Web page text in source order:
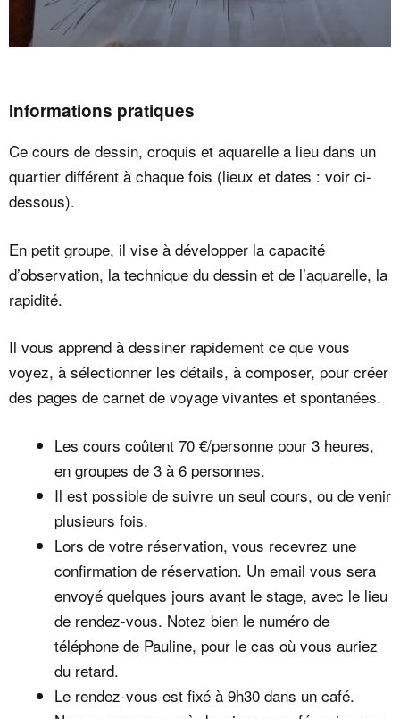
Informations pratiques
Ce cours de dessin, croquis et aquarelle a lieu dans un
quartier différent à chaque fois (lieux et dates : voir ci-
dessous).
En petit groupe, il vise à développer la capacité
d’observation, la technique du dessin et de l’aquarelle, la
rapidité.
Il vous apprend à dessiner rapidement ce que vous
voyez, à sélectionner les détails, à composer, pour créer
des pages de carnet de voyage vivantes et spontanées.
Les cours coûtent 70 €/personne pour 3 heures,
en groupes de 3 à 6 personnes.
Il est possible de suivre un seul cours, ou de venir
plusieurs fois.
Lors de votre réservation, vous recevrez une
confirmation de réservation. Un email vous sera
envoyé quelques jours avant le stage, avec le lieu
de rendez-vous. Notez bien le numéro de
téléphone de Pauline, pour le cas où vous auriez
du retard.
Le rendez-vous est fixé à 9h30 dans un café.